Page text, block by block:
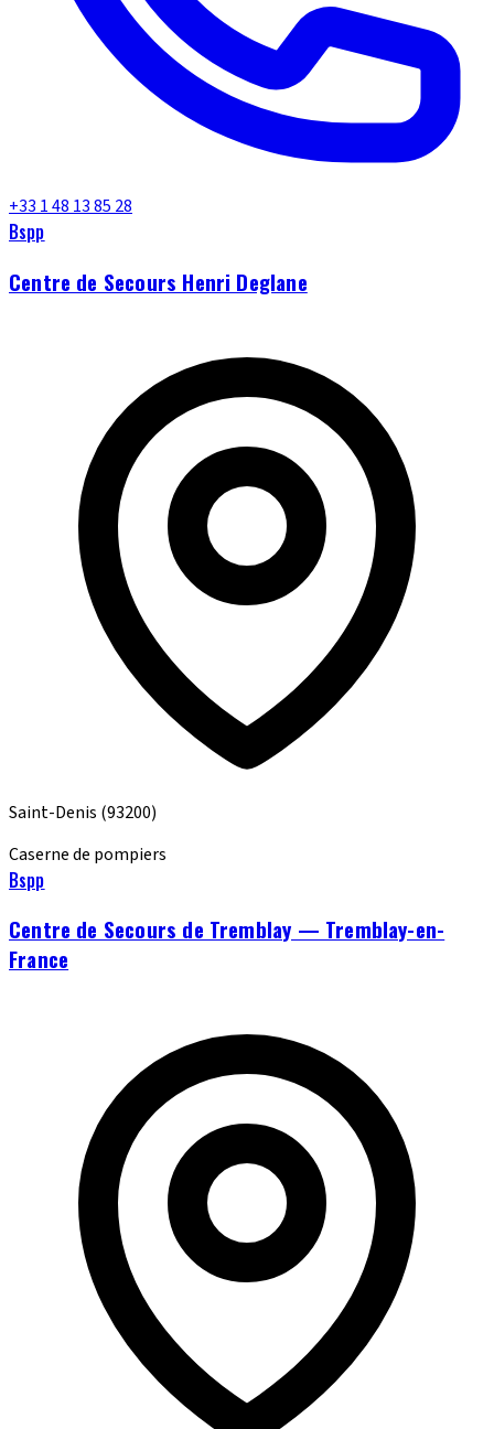
+33 1 48 13 85 28
Bspp
Centre de Secours Henri Deglane
Saint-Denis (93200)
Caserne de pompiers
Bspp
Centre de Secours de Tremblay — Tremblay-en-
France